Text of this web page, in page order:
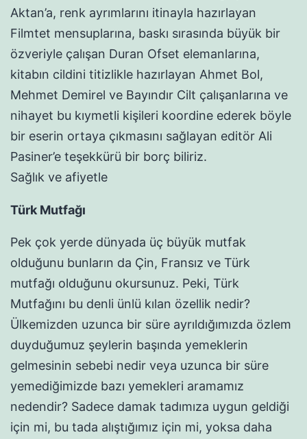
Aktan’a, renk ayrımlarını itinayla hazırlayan
Filmtet mensuplarına, baskı sırasında büyük bir
özveriyle çalışan Duran Ofset elemanlarına,
kitabın cildini titizlikle hazırlayan Ahmet Bol,
Mehmet Demirel ve Bayındır Cilt çalışanlarına ve
nihayet bu kıymetli kişileri koordine ederek böyle
bir eserin ortaya çıkmasını sağlayan editör Ali
Pasiner’e teşekkürü bir borç biliriz.
Sağlık ve afiyetle
Türk Mutfağı
Pek çok yerde dünyada üç büyük mutfak
olduğunu bunların da Çin, Fransız ve Türk
mutfağı olduğunu okursunuz. Peki, Türk
Mutfağını bu denli ünlü kılan özellik nedir?
Ülkemizden uzunca bir süre ayrıldığımızda özlem
duyduğumuz şeylerin başında yemeklerin
gelmesinin sebebi nedir veya uzunca bir süre
yemediğimizde bazı yemekleri aramamız
nedendir? Sadece damak tadımıza uygun geldiği
için mi, bu tada alıştığımız için mi, yoksa daha